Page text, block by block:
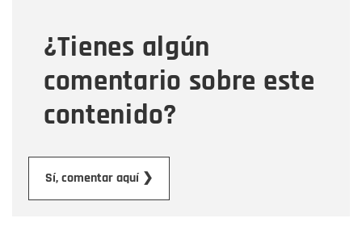
¿Tienes algún
comentario sobre este
contenido?
Sí, comentar aquí ❯
Mensaje